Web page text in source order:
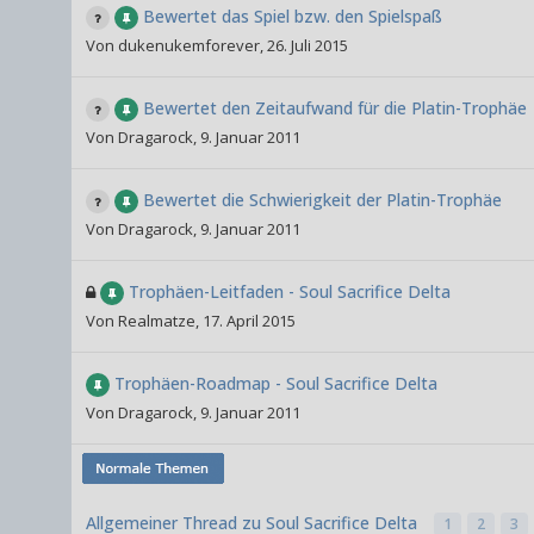
Bewertet das Spiel bzw. den Spielspaß
Von dukenukemforever,26. Juli 2015
Bewertet den Zeitaufwand für die Platin-Trophäe
Von Dragarock, 9. Januar 2011
Bewertet die Schwierigkeit der Platin-Trophäe
Von Dragarock, 9. Januar 2011
Trophäen-Leitfaden - Soul Sacrifice Delta
Von Realmatze, 17. April 2015
Trophäen-Roadmap - Soul Sacrifice Delta
Von Dragarock, 9. Januar 2011
Allgemeiner Thread zu Soul Sacrifice Delta 1 2 3